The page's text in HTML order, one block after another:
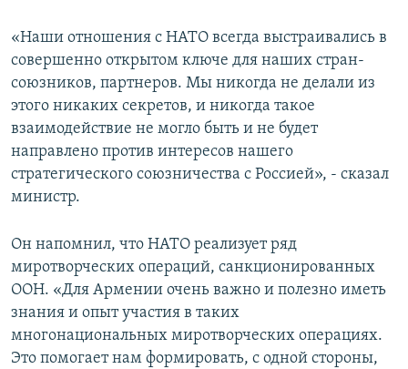
Все сайты Радио Азатутюн
«Наши отношения с НАТО всегда выстраивались в
совершенно открытом ключе для наших стран-
союзников, партнеров. Мы никогда не делали из
этого никаких секретов, и никогда такое
взаимодействие не могло быть и не будет
направлено против интересов нашего
стратегического союзничества с Россией», - сказал
министр.
Он напомнил, что НАТО реализует ряд
миротворческих операций, санкционированных
ООН. «Для Армении очень важно и полезно иметь
знания и опыт участия в таких
многонациональных миротворческих операциях.
Это помогает нам формировать, с одной стороны,